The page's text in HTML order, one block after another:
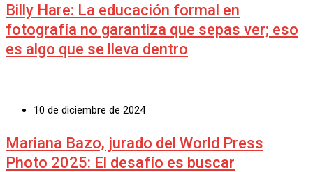
Billy Hare: La educación formal en
fotografía no garantiza que sepas ver; eso
es algo que se lleva dentro
10 de diciembre de 2024
Mariana Bazo, jurado del World Press
Photo 2025: El desafío es buscar